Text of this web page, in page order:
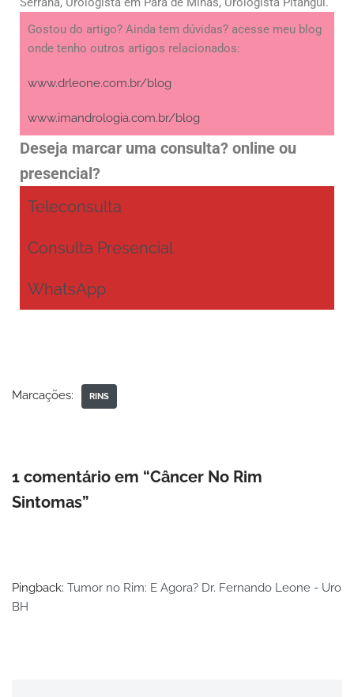
Gostou do artigo? Ainda tem dúvidas? acesse meu blog
onde tenho outros artigos relacionados:
www.drleone.com.br/blog
www.imandrologia.com.br/blog
Deseja marcar uma consulta? online ou
presencial?
Teleconsulta
Consulta Presencial
WhatsApp
Marcações: RINS
1 comentário em “Câncer No Rim
Sintomas”
Pingback: Tumor no Rim: E Agora? Dr. Fernando Leone - Uro
BH